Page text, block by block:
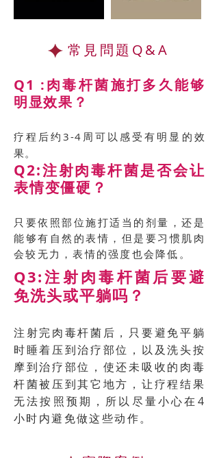
常見問題Q&A
Q1 :肉毒杆菌施打多久能够
明显效果？
疗程后约3-4周可以感受有明显的效
果。
Q2:注射肉毒杆菌是否会让
表情变僵硬？
只要依照部位施打适当的剂量，还是
能够有自然的表情，但是要习惯肌肉
会较无力，表情的强度也会降低。
Q3:注射肉毒杆菌后要避
免洗头或平躺吗？
注射完肉毒杆菌后，只要避免平躺
时睡着压到治疗部位，以及洗头按
摩到治疗部位，使还未吸收的肉毒
杆菌被压到其它地方，让疗程结果
无法按照预期，所以尽量小心在4
小时内避免做这些动作。